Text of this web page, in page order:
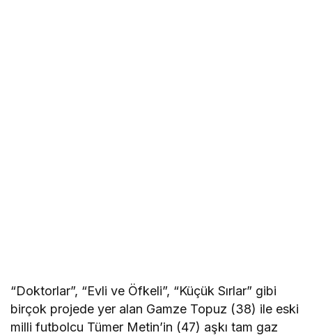
“Doktorlar”, “Evli ve Öfkeli”, “Küçük Sırlar” gibi
birçok projede yer alan Gamze Topuz (38) ile eski
milli futbolcu Tümer Metin’in (47) aşkı tam gaz